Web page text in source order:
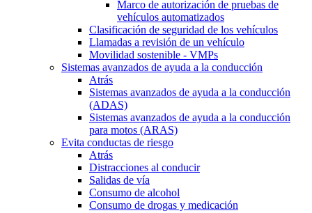
Marco de autorización de pruebas de
vehículos automatizados
Clasificación de seguridad de los vehículos
Llamadas a revisión de un vehículo
Movilidad sostenible - VMPs
Sistemas avanzados de ayuda a la conducción
Atrás
Sistemas avanzados de ayuda a la conducción
(ADAS)
Sistemas avanzados de ayuda a la conducción
para motos (ARAS)
Evita conductas de riesgo
Atrás
Distracciones al conducir
Salidas de vía
Consumo de alcohol
Consumo de drogas y medicación